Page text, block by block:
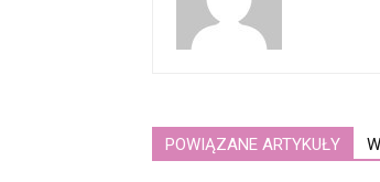
POWIĄZANE ARTYKUŁY